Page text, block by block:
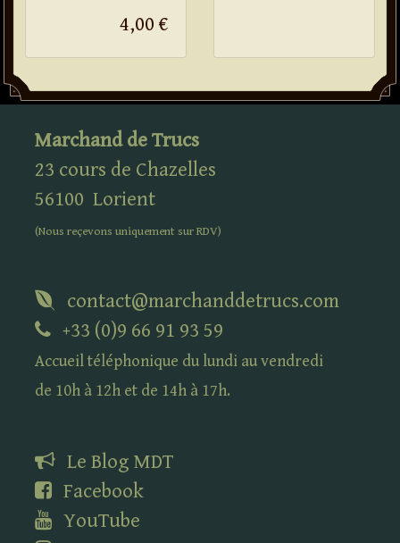
4,00 €
Marchand de Trucs
23 cours de Chazelles
56100 Lorient
(Nous reçevons uniquement surRDV)
contact@marchanddetrucs.com
+33 (0)9 66 91 93 59
Accueil téléphonique du lundi au vendredi
de 10h à 12h et de 14h à 17h.
Le Blog MDT
Facebook
YouTube